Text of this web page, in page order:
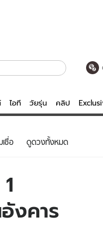
ไอที วัยรุ่น คลิป
ชื่อ ดูดวงทั้งหมด
งคาร